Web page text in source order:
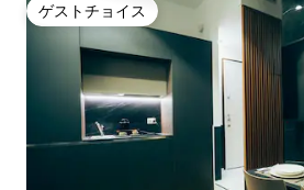
ゲストチョイス
ゲストチョイス